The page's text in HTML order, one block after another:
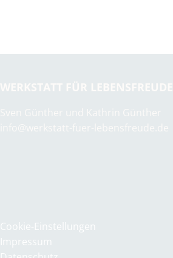
Cookie-Einstellungen
Impressum